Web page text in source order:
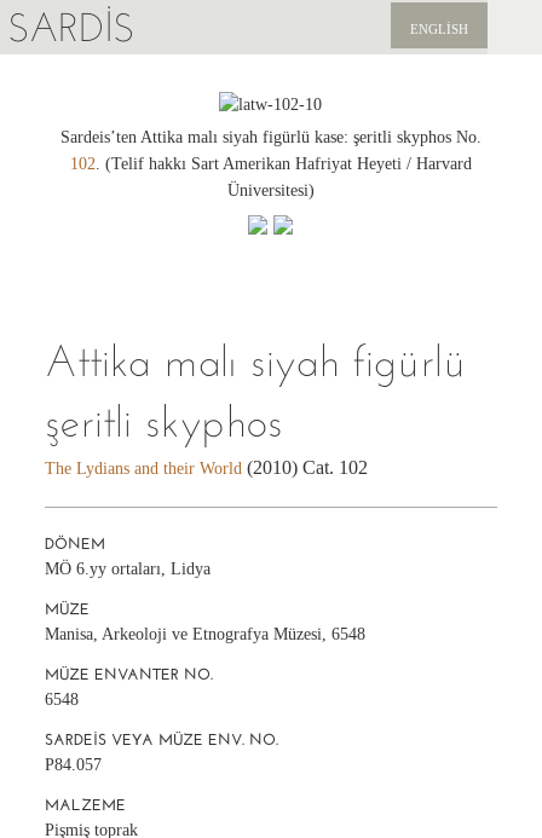
SARDIS ENGLISH
YAYINLARSardeis’ten Attika malı siyah figürlü kase: şeritli skyphos No.
102 . (Telif hakkı Sart Amerikan Hafriyat Heyeti / Harvard
Üniversitesi)
Attika malı siyah figürlü
şeritli skyphos
The Lydians and their World (2010) Cat. 102
DÖNEM
MÖ 6.yy ortaları, Lidya
MÜZE
Manisa, Arkeoloji ve Etnografya Müzesi, 6548
MÜZE ENVANTER NO.
6548
SARDEIS VEYA MÜZE ENV. NO.
P84.057
MALZEME
Pişmiş toprak